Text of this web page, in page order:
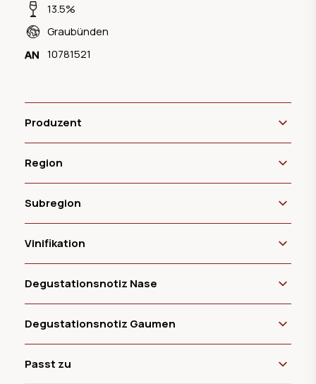
13.5%
Graubünden
10781521
Produzent
Region
Subregion
Vinifikation
Degustationsnotiz Nase
Degustationsnotiz Gaumen
Passt zu